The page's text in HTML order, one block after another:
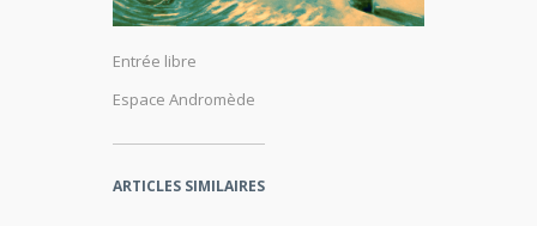
Entrée libre
Espace Andromède
ARTICLES SIMILAIRES